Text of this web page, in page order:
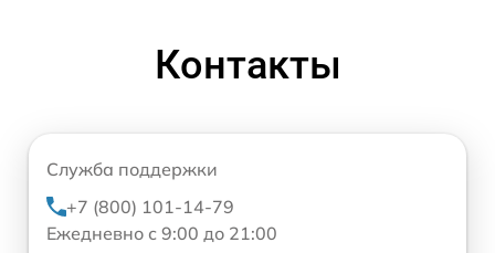
Контакты
Служба поддержки
+7 (800) 101-14-79
Ежедневно с 9:00 до 21:00